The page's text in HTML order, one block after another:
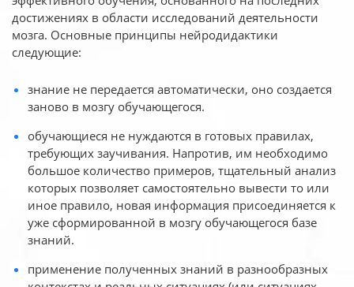
достижениях в области исследований деятельности
мозга. Основные принципы нейродидактики
следующие:
знание не передается автоматически, оно создается
заново в мозгу обучающегося.
обучающиеся не нуждаются в готовых правилах,
требующих заучивания. Напротив, им необходимо
большое количество примеров, тщательный анализ
которых позволяет самостоятельно вывести то или
иное правило, новая информация присоединяется к
уже сформированной в мозгу обучающегося базе
знаний.
применение полученных знаний в разнообразных